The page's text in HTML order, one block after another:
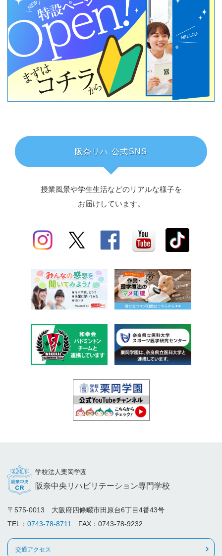
阪奈リハ 公式SNS
授業風景や学生生活などのリアルな様子を
お届けしています。
学校法人栗岡学園
阪奈中央リハビリテーション専門学校
〒575-0013 大阪府四條畷市田原台6丁目4番43号
TEL： 0743-78-8711 FAX：0743-78-9232
交通アクセス